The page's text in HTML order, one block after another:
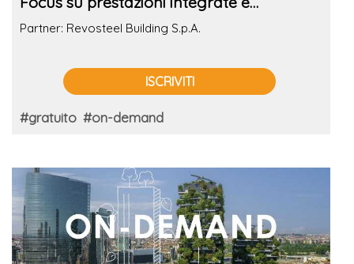
sostenibilità
Partner: Revosteel Building S.p.A.
ISCRIVITI
#gratuito #on-demand